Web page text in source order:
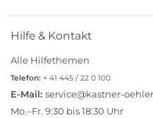
Hilfe & Kontakt
Alle Hilfethemen
Telefon: + 41 445 / 22 0 100
E-Mail: service@kastner-
Mo.–Fr. 9:30 bis 18:30 Uhr